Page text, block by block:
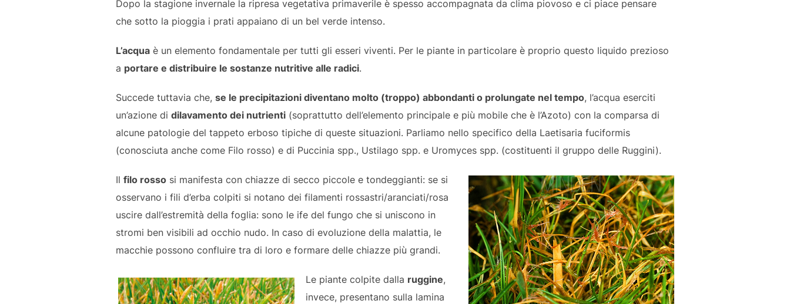
Dopo la stagione invernale la ripresa vegetativa primaverile è spesso accompagnata da clima piovoso e ci piace pensare
che sotto la pioggia i prati appaiano di un bel verde intenso.
L’acqua è un elemento fondamentale per tutti gli esseri viventi. Per le piante in particolare è proprio questo liquido prezioso
a portare e distribuire le sostanze nutritive alle radici.
Succede tuttavia che, se le precipitazioni diventano molto (troppo) abbondanti o prolungate nel tempo, l’acqua eserciti
un’azione di dilavamento dei nutrienti (soprattutto dell’elemento principale e più mobile che è l’Azoto) con la comparsa di
alcune patologie del tappeto erboso tipiche di queste situazioni. Parliamo nello specifico della Laetisaria fuciformis
(conosciuta anche come Filo rosso) e di Puccinia spp., Ustilago spp. e Uromyces spp. (costituenti il gruppo delle Ruggini).
Il filo rosso si manifesta con chiazze di secco piccole e tondeggianti: se si
osservano i fili d’erba colpiti si notano dei filamenti rossastri/aranciati/rosa
uscire dall’estremità della foglia: sono le ife del fungo che si uniscono in
stromi ben visibili ad occhio nudo. In caso di evoluzione della malattia, le
macchie possono confluire tra di loro e formare delle chiazze più grandi.
Le piante colpite dalla ruggine,
invece, presentano sulla lamina